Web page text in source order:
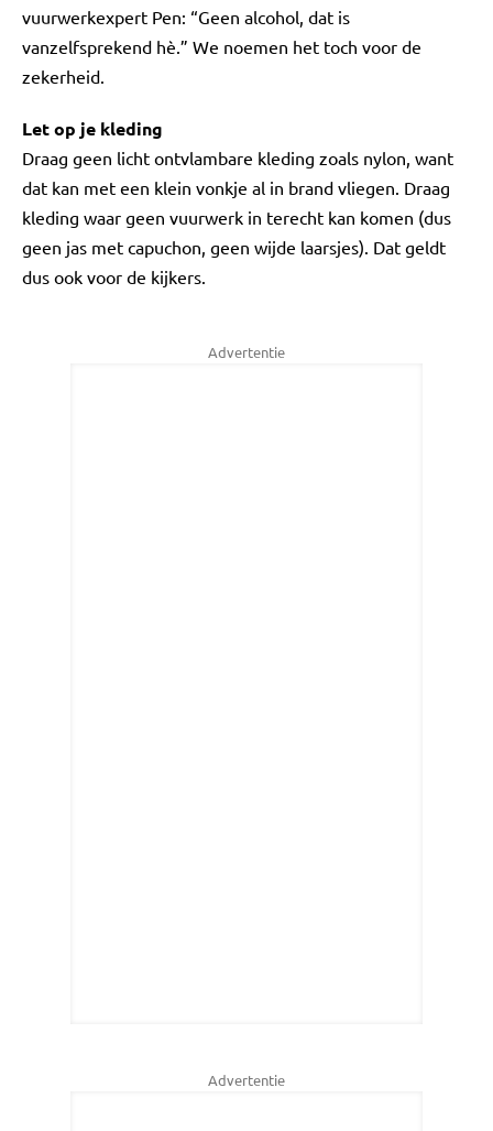
vuurwerkexpert Pen: “Geen alcohol, dat is
vanzelfsprekend hè.” We noemen het toch voor de
zekerheid.
Let op je kleding
Draag geen licht ontvlambare kleding zoals nylon, want
dat kan met een klein vonkje al in brand vliegen. Draag
kleding waar geen vuurwerk in terecht kan komen (dus
geen jas met capuchon, geen wijde laarsjes). Dat geldt
dus ook voor de kijkers.
Advertentie
Advertentie